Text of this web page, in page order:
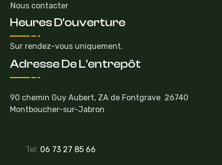
Nous contacter
Heures D'ouverture
Sur rendez-vous uniquement.
Adresse De L'entrepôt
90 chemin Guy Aubert, ZA de Fontgrave 26740
Montboucher-sur-Jabron
Tel: 06 73 27 85 66